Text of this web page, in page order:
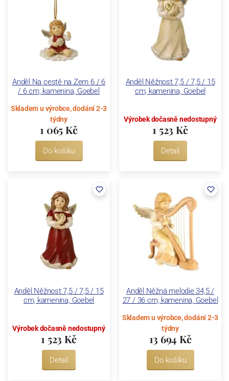
Anděl Na cestě na Zem 6 / 6
/ 6 cm, kamenina, Goebel
Skladem u výrobce, dodání 2-3
týdny
1 065 Kč
Do košíku
Anděl Něžnost 7,5 / 7,5 / 15
cm, kamenina, Goebel
Výrobek dočasně nedostupný
1 523 Kč
Detail
Anděl Něžnost 7,5 / 7,5 / 15
cm, kamenina, Goebel
Výrobek dočasně nedostupný
1 523 Kč
Detail
Anděl Něžná melodie 34,5 /
27 / 36 cm, kamenina, Goebel
Skladem u výrobce, dodání 2-3
týdny
13 694 Kč
Do košíku